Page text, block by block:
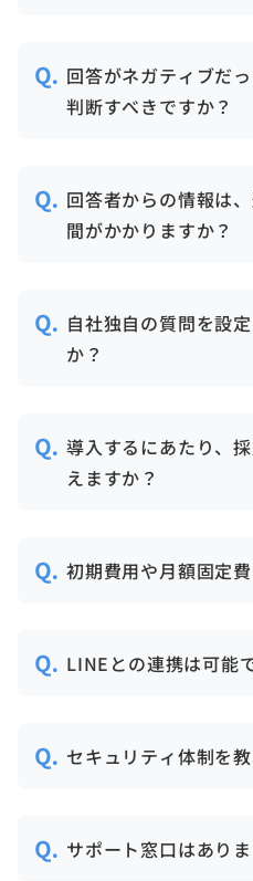
ティ環境下で管理さ
が回答する際にも、
る規約への同意を必
回答がネガティブだ
判断すべきですか？
料の一つ」です。結
結させるのではなく
離を確認したり、入
回答者からの情報は
間がかかりますか？
ポートが納品されま
ため、電話や書類の
ディな回収が可能です
自社独自の質問を設
か？
スタマイズ機能をご
た、何を聞けばいい
に、効果的な標準テ
導入するにあたり、
えますか？
め最小限の操作で完
上の候補者詳細から
ンド、レポート作成
動で行います。
初期費用や月額固定
で、実施した件数分
め、コストを最小限
6人目以降、リファレ
課金が発生します。
設けています。
LINEとの連携は可能
補者に対してLINEで
きます。
セキュリティ体制を教
を使用しており、
ティ強度になります。
サポート窓口はあり